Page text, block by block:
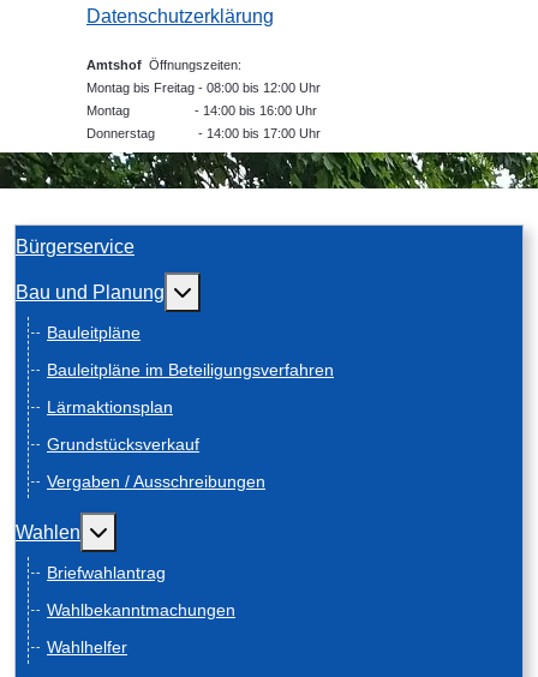
Datenschutzerklärung
Amtshof Öffnungszeiten:
Montag bis Freitag - 08:00 bis 12:00 Uhr
Montag - 14:00 bis 16:00 Uhr
Donnerstag - 14:00 bis 17:00 Uhr
Bürgerservice
Bau und Planung Weitere Informationen: Bau und Planung
Bauleitpläne
Bauleitpläne im Beteiligungsverfahren
Lärmaktionsplan
Grundstücksverkauf
Vergaben / Ausschreibungen
Wahlen Weitere Informationen: Wahlen
Briefwahlantrag
Wahlbekanntmachungen
Wahlhelfer